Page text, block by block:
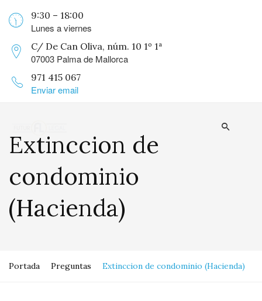
9:30 – 18:00
Lunes a viernes
C/ De Can Oliva, núm. 10 1º 1ª
07003 Palma de Mallorca
971 415 067
Enviar email
Extinccion de
condominio
(Hacienda)
Portada Preguntas Extinccion de condominio (Hacienda)